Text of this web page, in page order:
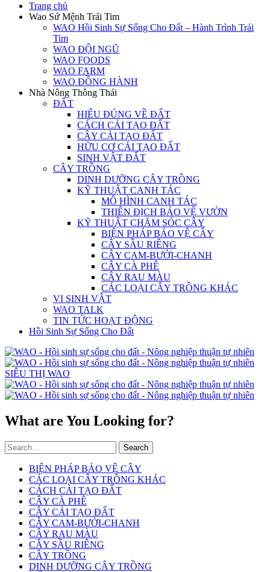
Trang chủ
Wao Sứ Mệnh Trái Tim
WAO Hồi Sinh Sự Sống Cho Đất – Hành Trình Trái
Tim
WAO ĐỘI NGŨ
WAO FOODS
WAO FARM
WAO ĐỒNG HÀNH
Nhà Nông Thông Thái
ĐẤT
HIỂU ĐÚNG VỀ ĐẤT
CÁCH CẢI TẠO ĐẤT
CÂY CẢI TẠO ĐẤT
HỮU CƠ CẢI TẠO ĐẤT
SINH VẬT ĐẤT
CÂY TRỒNG
DINH DƯỠNG CÂY TRỒNG
KỸ THUẬT CANH TÁC
MÔ HÌNH CANH TÁC
THIÊN ĐỊCH BẢO VỆ VƯỜN
KỸ THUẬT CHĂM SÓC CÂY
BIỆN PHÁP BẢO VỆ CÂY
CÂY SẦU RIÊNG
CÂY CAM-BƯỞI-CHANH
CÂY CÀ PHÊ
CÂY RAU MÀU
CÁC LOẠI CÂY TRỒNG KHÁC
VI SINH VẬT
WAO TALK
TIN TỨC HOẠT ĐỘNG
Hồi Sinh Sự Sống Cho Đất
SIÊU THỊ WAO
What are You Looking for?
Search
BIỆN PHÁP BẢO VỆ CÂY
CÁC LOẠI CÂY TRỒNG KHÁC
CÁCH CẢI TẠO ĐẤT
CÂY CÀ PHÊ
CÂY CẢI TẠO ĐẤT
CÂY CAM-BƯỞI-CHANH
CÂY RAU MÀU
CÂY SẦU RIÊNG
CÂY TRỒNG
DINH DƯỠNG CÂY TRỒNG